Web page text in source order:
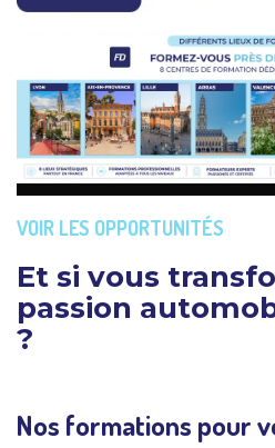
VOIR LES OPPORTUNITÉS
Et si vous
passion
?
Nos formations pour